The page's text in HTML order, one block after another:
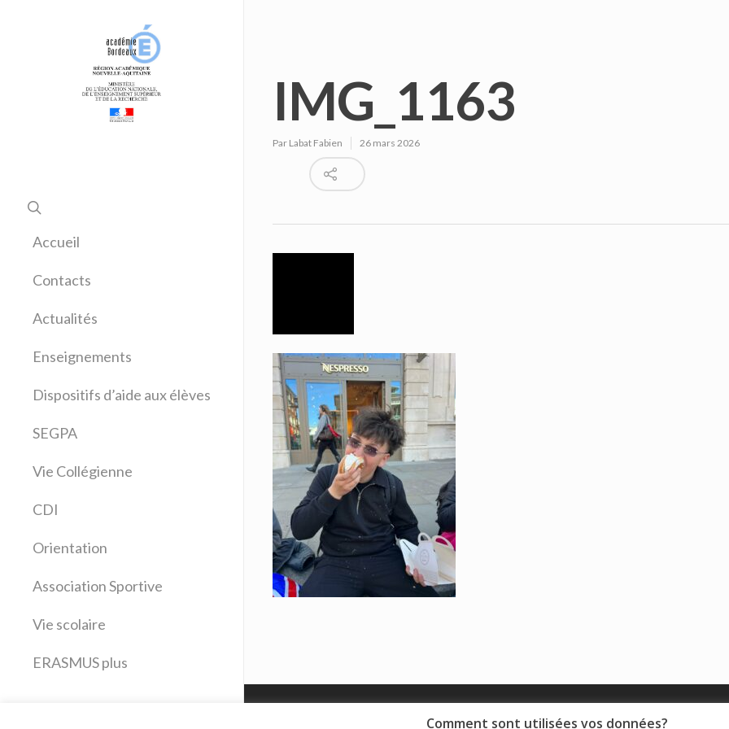
Accueil
Contacts
Actualités
Enseignements
Allemand
Anglais
Arts plastiques
Education musicale
Espagnol
Français
Latin
Sciences physiques
Technologie
Dispositifs d’aide aux élèves
SEGPA
Vie Collégienne
CDI
Orientation
Association Sportive
Vie scolaire
ERASMUS plus
IMG_1163
Par Labat Fabien 26 mars 2026
© 2018 - Collège Henri de Navarre |Mentions légales
Comment sont utilisées vos données?